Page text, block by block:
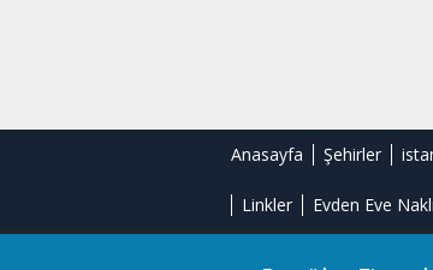
Anasayfa Şehirler
Linkler Evden Eve